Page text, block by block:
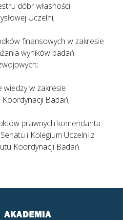
dóbr własności
Uczelni;
finansowych w zakresie
wyników badań
wiedzy w zakresie
Koordynacji Badań;
prawnych komendanta-
i Kolegium Uczelni z
Koordynacji Badań.